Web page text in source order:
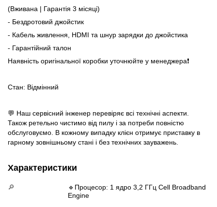
(Вживана | Гарантія 3 місяці)
- Бездротовий джойстик
- Кабель живлення, HDMI та шнур зарядки до джойстика
- Гарантійний талон
Наявність оригінальної коробки уточнюйте у менеджера❗
Стан: Відмінний
💬 Наш сервісний інженер перевіряє всі технічні аспекти.
Також ретельно чистимо від пилу і за потреби повністю
обслуговуємо. В кожному випадку клієн отримує приставку в
гарному зовнішньому стані і без технічних зауважень.
Характеристики
🔎
🔹Процесор: 1 ядро 3,2 ГГц Cell Broadband
Engine